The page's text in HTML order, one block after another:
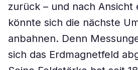
zurück – und nach Ansicht
könnte sich die nächste
anbahnen. Denn
sich das Erdmagnetfeld